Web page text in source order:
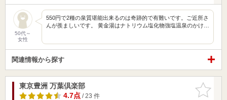
50代～
女性
550円で2種の泉質堪能出来るのは奇跡的で有難いです。ご近所さ
んが羨ましいです。 黄金湯はナトリウム塩化物強塩温泉のかけ…
関連情報から探す
お気に入
りに追加
東京豊洲 万葉倶楽部
4.7点/ 23 件